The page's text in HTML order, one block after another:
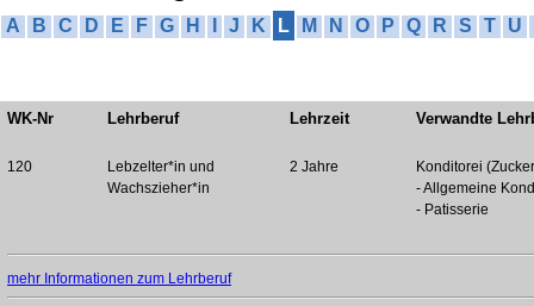
A B C D E F G H J K L M N O P Q R S T U
WK-Nr Lehrberuf Lehrzeit Verwandte
120
Lebzelter*in und
Wachszieher*in
2 Jahre
Konditorei
- Allgemeine
- Patisserie
mehr Informationen zum Lehrberuf